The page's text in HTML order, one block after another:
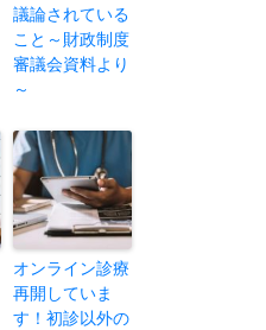
議論されている
こと～財政制度
審議会資料より
～
オンライン診療
再開していま
す！初診以外の